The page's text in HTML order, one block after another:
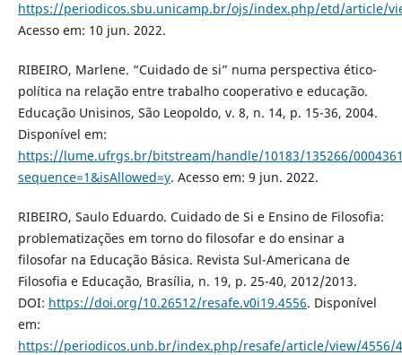
https://periodicos.sbu.unicamp.br/ojs/index.php/etd/article/
Acesso em: 10 jun. 2022.
RIBEIRO, Marlene. “Cuidado de si” numa perspectiva ético-
política na relação entre trabalho cooperativo e educação.
Educação Unisinos, São Leopoldo, v. 8, n. 14, p. 15-36, 2004.
Disponível em:
https://lume.ufrgs.br/bitstream/handle/10183/135266/
sequence=1&isAllowed=y. Acesso em: 9 jun. 2022.
RIBEIRO, Saulo Eduardo. Cuidado de Si e Ensino de Filosofia:
problematizações em torno do filosofar e do ensinar a
filosofar na Educação Básica. Revista Sul-Americana de
Filosofia e Educação, Brasília, n. 19, p. 25-40, 2012/2013.
DOI: https://doi.org/10.26512/resafe.v0i19.4556. Disponível
em:
https://periodicos.unb.br/index.php/resafe/article/view/4556/